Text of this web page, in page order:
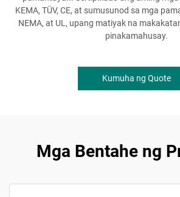
KEMA, TÜV, CE, at sumusunod sa mga
NEMA, at UL, upang matiyak na
pinakamahusay.
Kumuha ng Quote
Mga Bentahe ng